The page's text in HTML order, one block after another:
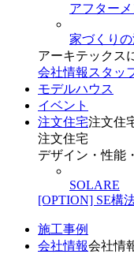
アフター
家づくり
アーキテックス
会社情報 スタッ
モデルハウス
イベント
注文住宅注文住
注文住宅
デザイン・性能
SOLARE
[OPTION] SE構
施工事例
会社情報会社情